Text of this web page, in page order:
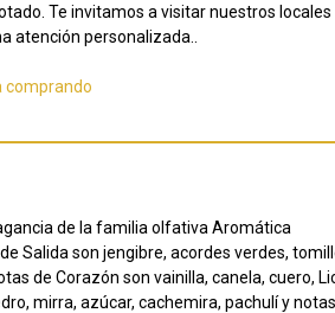
Te invitamos a visitar nuestros locales
atención personalizada..
comprando
de la familia olfativa Aromática
Salida son jengibre, acordes verdes,
de Corazón son vainilla, canela, cuero,
mirra, azúcar, cachemira, pachulí y notas